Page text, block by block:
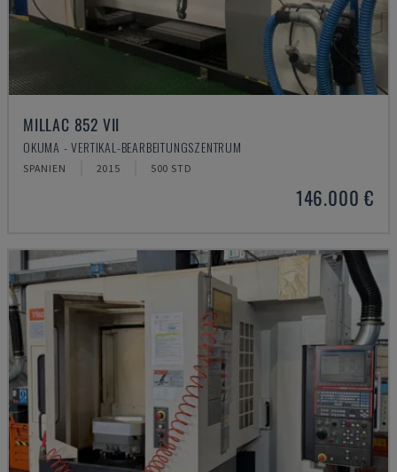
MILLAC 852 VII
OKUMA - VERTIKAL-BEARBEITUNGSZENTRUM
SPANIEN 2015 500 STD
146.000 €